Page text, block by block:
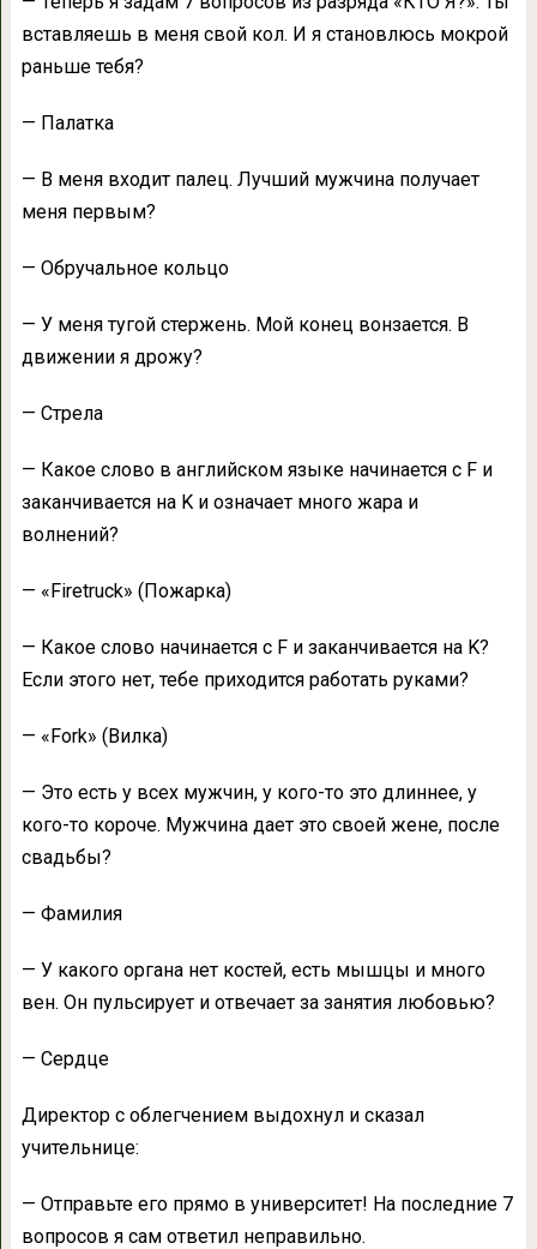
вставляешь в меня свой кол. И я становлюсь мокрой
раньше тебя?
— Палатка
— В меня входит палец. Лучший мужчина получает
меня первым?
— Обручальное кольцо
— У меня тугой стержень. Мой конец вонзается. В
движении я дрожу?
— Стрела
— Какое слово в английском языке начинается с F и
заканчивается на K и означает много жара и
волнений?
— «Firetruck» (Пожарка)
— Какое слово начинается с F и заканчивается на K?
Если этого нет, тебе приходится работать руками?
— «Fork» (Вилка)
— Это есть у всех мужчин, у кого-то это длиннее, у
кого-то короче. Мужчина дает это своей жене, после
свадьбы?
— Фамилия
— У какого органа нет костей, есть мышцы и много
вен. Он пульсирует и отвечает за занятия любовью?
— Сердце
Директор с облегчением выдохнул и сказал
учительнице:
— Отправьте его прямо в университет! На последние 7
вопросов я сам ответил неправильно.